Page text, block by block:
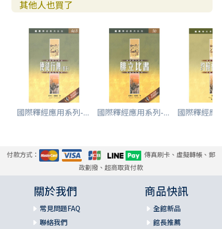
其他人也買了
國際釋經應用系列-... 國際釋經應用系列-... 國際釋經應
付款方式：
傳真刷卡、虛擬轉帳、郵
政劃撥、超商取貨付款
關於我們
常見問題FAQ
聯絡我們
商品快訊
全館新品
館長推薦